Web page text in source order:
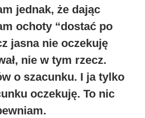
jednak, że dając
ochoty “dostać po
jasna nie oczekuję
nie w tym rzecz.
o szacunku. I ja tylko
oczekuję. To nic